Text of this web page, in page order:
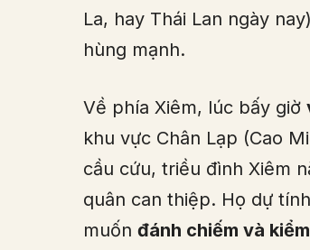
La, hay Thái Lan ngày
hùng mạnh.
Về phía Xiêm, lúc bấy giờ
khu vực Chân Lạp (Cao
cầu cứu, triều đình Xiêm
quân can thiệp. Họ dự
muốn đánh chiếm và